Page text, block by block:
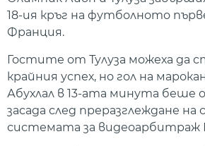
18-ия кръг на футболното
Франция.
Гостите от Тулуза можеха да
крайния успех, но гол на
Абухлал в 13-ата минута беше
засада след преразглеждане
системата за видеоарбитраж